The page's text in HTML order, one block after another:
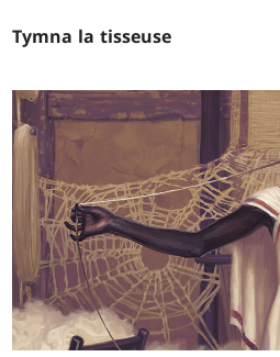
Tymna la tisseuse